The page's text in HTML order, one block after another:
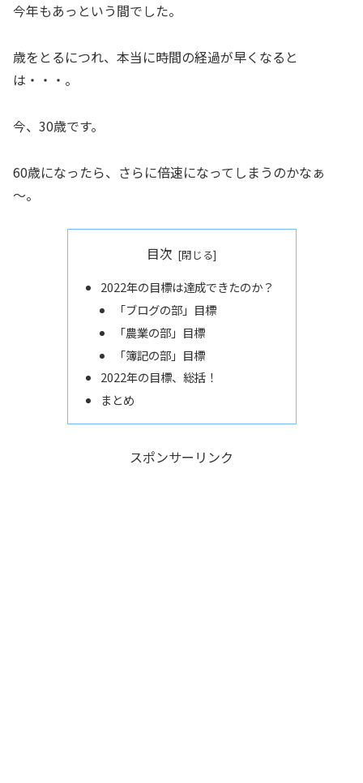
今年もあっという間でした。
歳をとるにつれ、本当に時間の経過が早くなると
は・・・。
今、30歳です。
60歳になったら、さらに倍速になってしまうのかなぁ
～。
目次
2022年の目標は達成できたのか？
「ブログの部」目標
「農業の部」目標
「簿記の部」目標
2022年の目標、総括！
まとめ
スポンサーリンク